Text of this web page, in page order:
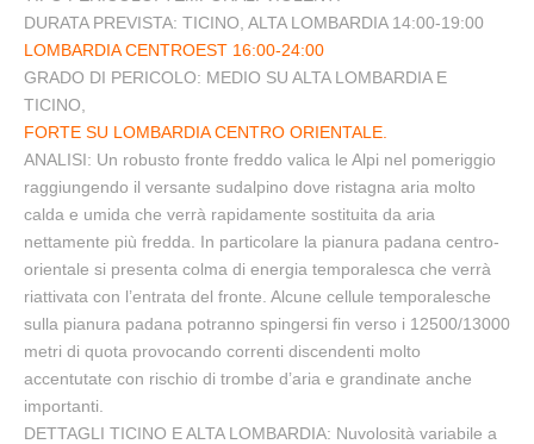
DURATA PREVISTA: TICINO, ALTA LOMBARDIA 14:00-19:00
LOMBARDIA CENTROEST 16:00-24:00
GRADO DI PERICOLO: MEDIO SU ALTA LOMBARDIA E
TICINO,
FORTE SU LOMBARDIA CENTRO ORIENTALE.
ANALISI: Un robusto fronte freddo valica le Alpi nel pomeriggio
raggiungendo il versante sudalpino dove ristagna aria molto
calda e umida che verrà rapidamente sostituita da aria
nettamente più fredda. In particolare la pianura padana centro-
orientale si presenta colma di energia temporalesca che verrà
riattivata con l’entrata del fronte. Alcune cellule temporalesche
sulla pianura padana potranno spingersi fin verso i 12500/13000
metri di quota provocando correnti discendenti molto
accentutate con rischio di trombe d’aria e grandinate anche
importanti.
DETTAGLI TICINO E ALTA LOMBARDIA: Nuvolosità variabile a